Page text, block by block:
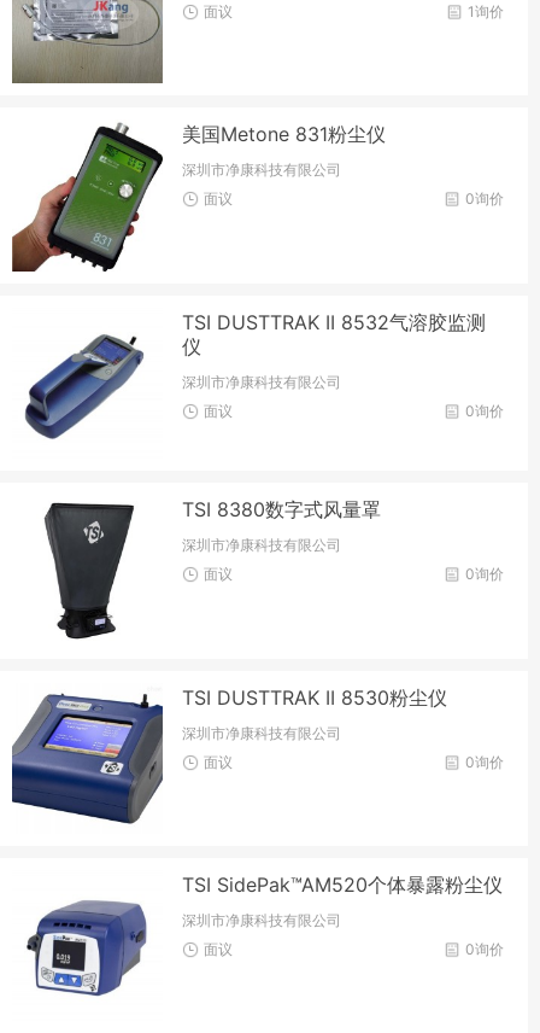
1询价
面议
美国Metone 831粉尘仪
深圳市净康科技有限公司
0询价
面议
TSI DUSTTRAK II 8532气溶胶监测
仪
深圳市净康科技有限公司
0询价
面议
TSI 8380数字式风量罩
深圳市净康科技有限公司
0询价
面议
TSI DUSTTRAK II 8530粉尘仪
深圳市净康科技有限公司
0询价
面议
TSI SidePak™AM520个体暴露粉尘仪
深圳市净康科技有限公司
0询价
面议